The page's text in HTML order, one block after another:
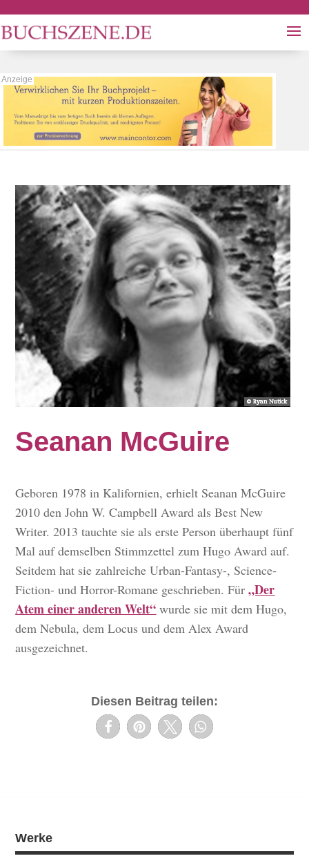
Seanan McGuire
Geboren 1978 in Kalifornien, erhielt Seanan McGuire
2010 den John W. Campbell Award als Best New
Writer. 2013 tauchte sie als erste Person überhaupt fünf
Mal auf demselben Stimmzettel zum Hugo Award auf.
Seitdem hat sie zahlreiche Urban-Fantasy-, Science-
Fiction- und Horror-Romane geschrieben. Für„Der
Atem einer anderen Welt“ wurde sie mit dem Hugo,
dem Nebula, dem Locus und dem Alex Award
ausgezeichnet.
Diesen Beitrag teilen:
Werke